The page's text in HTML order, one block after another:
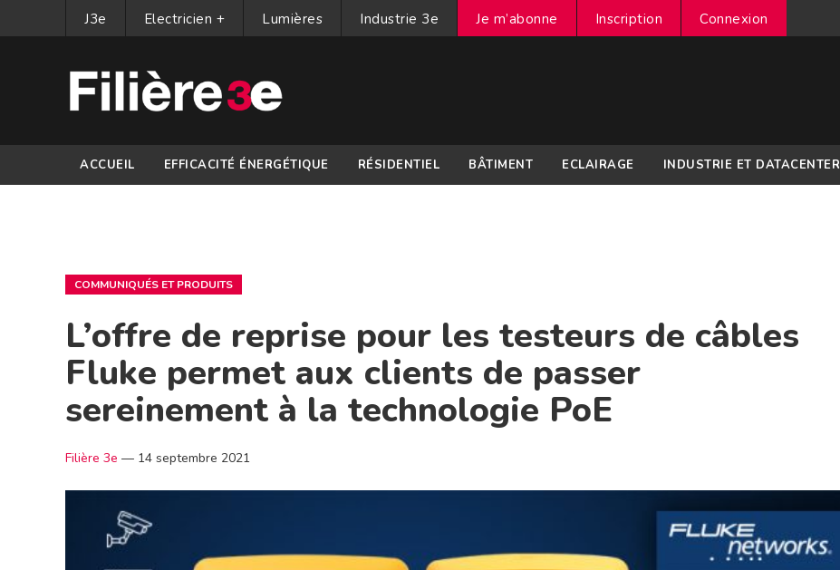
J3e Electricien + Lumières Industrie 3e Je m’abonne Inscription Connexion
ACCUEIL EFFICACITÉ ÉNERGÉTIQUE RÉSIDENTIEL BÂTIMENT ECLAIRAGE INDUSTRIE ET DATACENTER
COMMUNIQUÉS ET PRODUITS
L’offre de reprise pour les testeurs de câbles
Fluke permet aux clients de passer
sereinement à la technologie PoE
Filière 3e — 14 septembre 2021